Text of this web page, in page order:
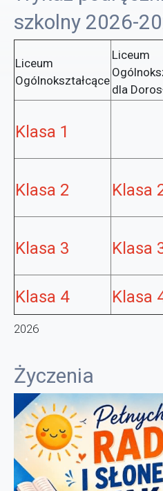
szkolny 2026-
Liceum
Ogólnokształcące
Liceum
dla
Klasa 1
Klasa 2 Klasa
Klasa 3 Klasa
Klasa 4
Klasa
2026
Życzenia